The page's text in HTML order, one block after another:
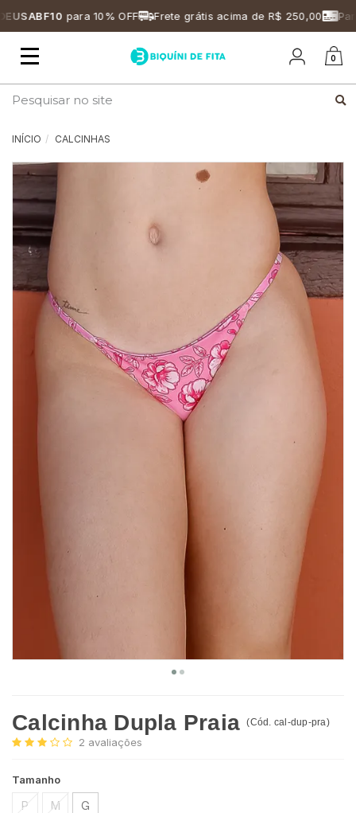
para 10% OFF Frete grátis acima de R$ 250,00
Mudar
0
INÍCIO CALCINHAS
Calcinha Dupla Praia(Cód. cal-dup-pra)
2 avaliações
Tamanho
P M G